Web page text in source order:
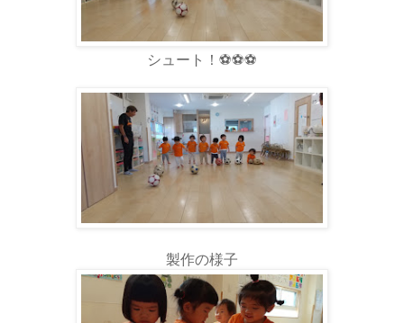
シュート！⚽️⚽️⚽️
製作の様子